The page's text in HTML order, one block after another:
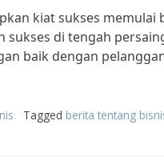
kiat sukses
sukses di tengah
baik dengan
Tagged berita tentang